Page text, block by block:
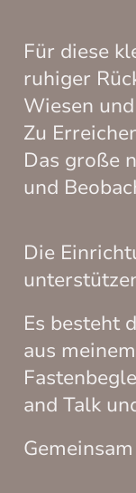
Für diese
ruhiger
Wiesen
Zu
Das große
und
Die
Es besteht
aus
and Talk